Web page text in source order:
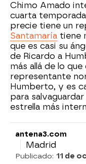
Chimo Amado
cuarta
precie tiene un
Santamaría tiene
que es casi su
de Ricardo a
más allá de lo
representante
Humberto, y es
para
estrella más
antena3.com
Madrid
Publicado: 11 de